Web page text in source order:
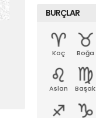
BURÇLAR
Koç Boğa
Aslan Başak